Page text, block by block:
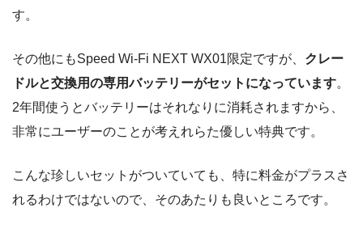
す。
その他にもSpeed Wi-Fi NEXT WX01限定ですが、 クレー
ドルと交換用の専用バッテリーがセットになっています。
2年間使うとバッテリーはそれなりに消耗されますから、
非常にユーザーのことが考えれらた優しい特典です。
こんな珍しいセットがついていても、特に料金がプラスさ
れるわけではないので、そのあたりも良いところです。